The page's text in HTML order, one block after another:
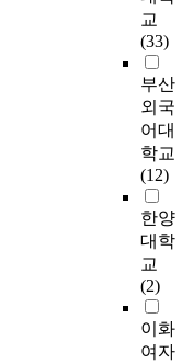
교
(33)
부산
외국
어대
학교
(12)
한양
대학
교
(2)
이화
여자